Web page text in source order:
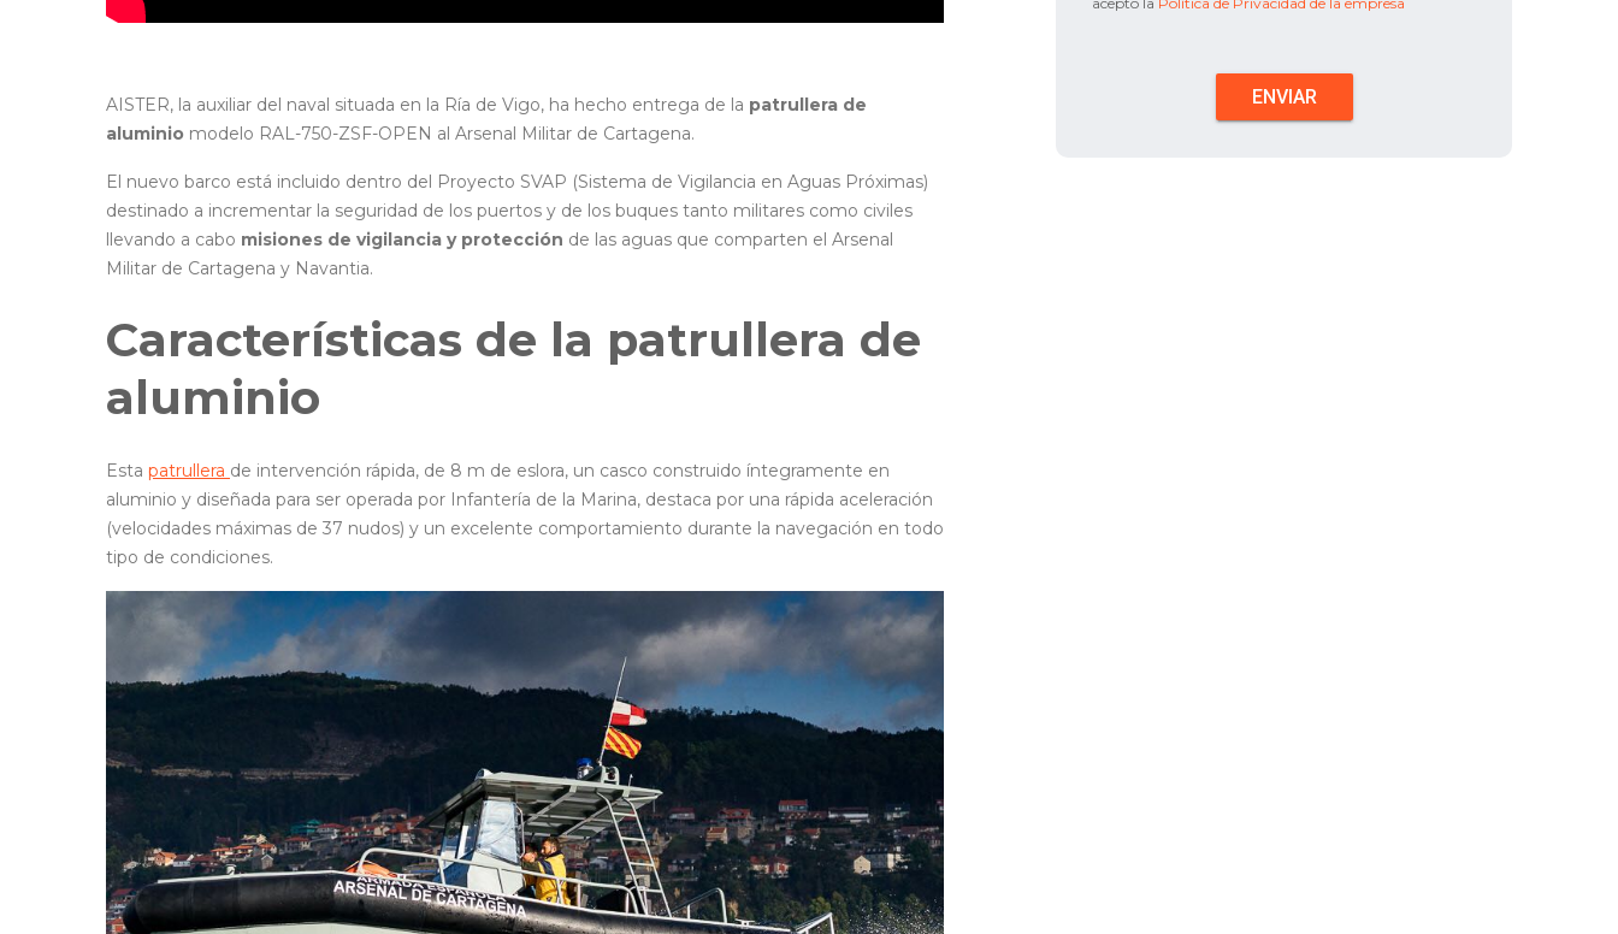
AISTER, la auxiliar del naval situada en la Ría de Vigo, ha hecho entrega de la patrullera de
aluminio modelo RAL-750-ZSF-OPEN al Arsenal Militar de Cartagena.
El nuevo barco está incluido dentro del Proyecto SVAP (Sistema de Vigilancia en Aguas Próximas)
destinado a incrementar la seguridad de los puertos y de los buques tanto militares como civiles
llevando a cabo misiones de vigilancia y protección de las aguas que comparten el Arsenal
Militar de Cartagena y Navantia.
Características de la patrullera de
aluminio
Esta patrullera de intervención rápida, de 8 m de eslora, un casco construido íntegramente en
aluminio y diseñada para ser operada por Infantería de la Marina, destaca por una rápida aceleración
(velocidades máximas de 37 nudos) y un excelente comportamiento durante la navegación en todo
tipo de condiciones.